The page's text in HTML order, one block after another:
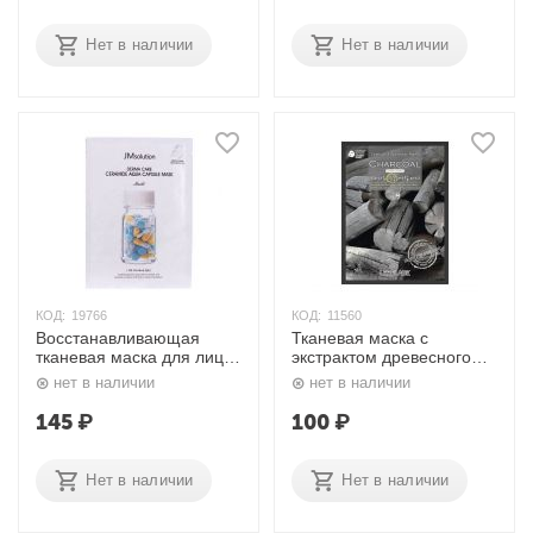
Нет в наличии Нет в наличии
КОД: 19766
Восстанавливающая
тканевая маска для лица
с керамидами Derma
Care 30 мл JMsolution
нет в наличии
145₽
Нет в наличии
КОД: 11560
Тканевая маска с
экстрактом древесного
угля, 23 мл. Lebelage
нет в наличии
100₽
Нет в наличии